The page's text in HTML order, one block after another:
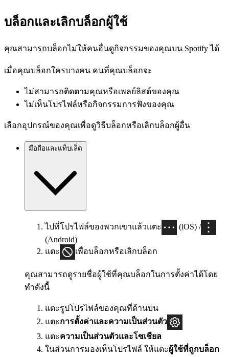
บล็อกและเลิกบล็อกผู้ใช้
คุณสามารถบล็อกไม่ให้คนอื่นดูกิจกรรมของคุณบน Spotify ได้
เมื่อคุณบล็อกใครบางคน คนที่คุณบล็อกจะ
ไม่สามารถติดตามคุณหรือเพลย์ลิสต์ของคุณ
ไม่เห็นโปรไฟล์หรือกิจกรรมการฟังของคุณ
เลือกอุปกรณ์ของคุณเพื่อดูวิธีบล็อกหรือเลิกบล็อกผู้อื่น
มือถือและแท็บเล็ต
ไปที่โปรไฟล์ของพวกเขาแล้วแตะ
(iOS) /
(Android)
แตะ
เพื่อบล็อกหรือเลิกบล็อก
คุณสามารถดูรายชื่อผู้ใช้ที่คุณบล็อกในการตั้งค่าได้โดย
ทำดังนี้
แตะรูปโปรไฟล์ของคุณที่ด้านบน
แตะการตั้งค่าและความเป็นส่วนตัว
แตะความเป็นส่วนตัวและโซเชียล
ในส่วนการมองเห็นโปรไฟล์ ให้แตะผู้ใช้ที่ถูกบล็อก